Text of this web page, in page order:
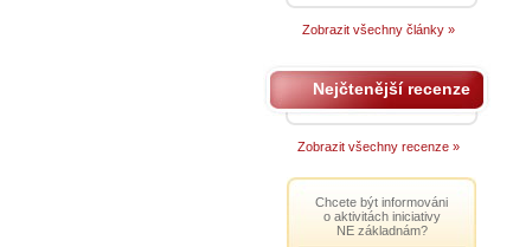
Zobrazit všechny články »
Nejčtenější recenze
Zobrazit všechny recenze »
Chcete být informováni
o aktivitách iniciativy
NE základnám?